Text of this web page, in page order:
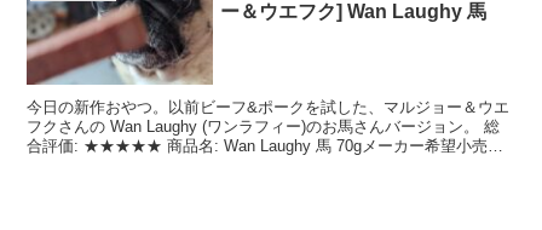
ー＆ウエフク] Wan Laughy 馬
今日の新作おやつ。以前ビーフ&ポークを試した、マルジョー＆ウエ
フクさんの Wan Laughy (ワンラフィー)のお馬さんバージョン。 総
合評価: ★★★★★ 商品名: Wan Laughy 馬 70gメーカー希望小売価